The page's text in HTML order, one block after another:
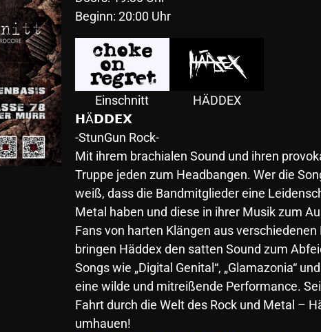
Beginn: 20:00 Uhr
Einschnitt
HÄDDEX
𝗛Ä𝗗𝗗𝗘𝗫
-StunGun Rock-
Mit ihrem brachialen Sound und ihren
Truppe jeden zum Headbangen. Wer die
weiß, dass die Bandmitglieder eine
Metal haben und diese in ihrer Musik zum
Fans von harten Klängen aus
bringen Häddex den satten Sound zum
Songs wie „Digital Genital“, „Glamazonia“
eine wilde und mitreißende Performance.
Fahrt durch die Welt des Rock und Metal –
umhauen!